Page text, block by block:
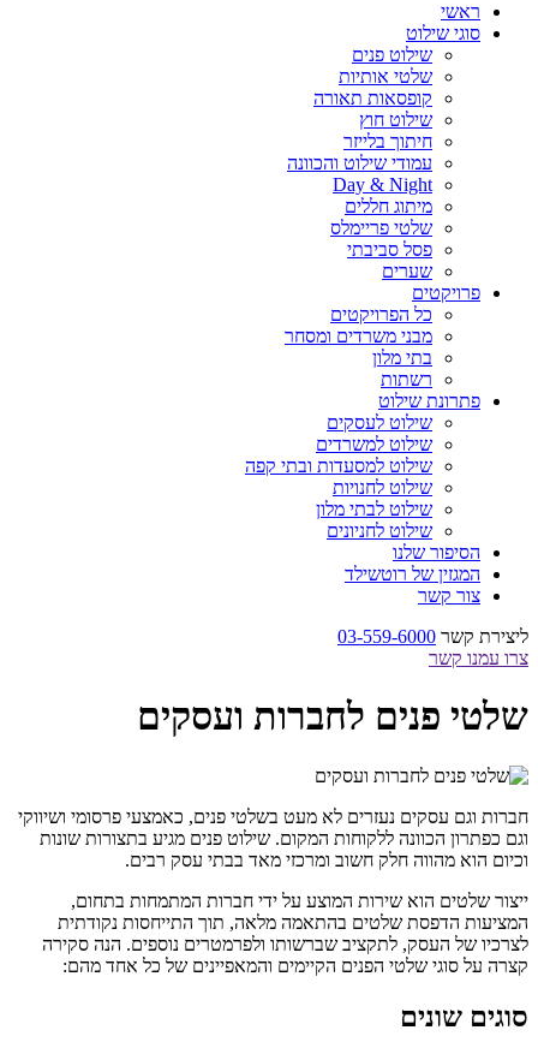
ראשי
סוגי שילוט
שילוט פנים
שלטי אותיות
קופסאות תאורה
שילוט חוץ
חיתוך בלייזר
עמודי שילוט והכוונה
Day & Night
מיתוג חללים
שלטי פריימלס
פסל סביבתי
שערים
פרויקטים
כל הפרויקטים
מבני משרדים ומסחר
בתי מלון
רשתות
פתרונת שילוט
שילוט לעסקים
שילוט למשרדים
שילוט למסעדות ובתי קפה
שילוט לחנויות
שילוט לבתי מלון
שילוט לחניונים
הסיפור שלנו
המגזין של רוטשילד
צור קשר
ליצירת קשר 03-559-6000
צרו עמנו קשר
שלטי פנים לחברות ועסקים
חברות וגם עסקים נעזרים לא מעט בשלטי פנים, כאמצעי פרסומי ושיווקי
וגם כפתרון הכוונה ללקוחות המקום. שילוט פנים מגיע בתצורות שונות
וכיום הוא מהווה חלק חשוב ומרכזי מאד בבתי עסק רבים.
ייצור שלטים הוא שירות המוצע על ידי חברות המתמחות בתחום,
המציעות הדפסת שלטים בהתאמה מלאה, תוך התייחסות נקודתית
לצרכיו של העסק, לתקציב שברשותו ולפרמטרים נוספים. הנה סקירה
קצרה על סוגי שלטי הפנים הקיימים והמאפיינים של כל אחד מהם:
סוגים שונים